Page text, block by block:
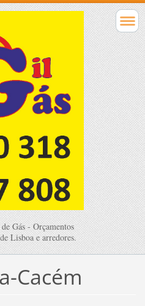
Gás - Orçamentos
Lisboa e arredores.
Cacém